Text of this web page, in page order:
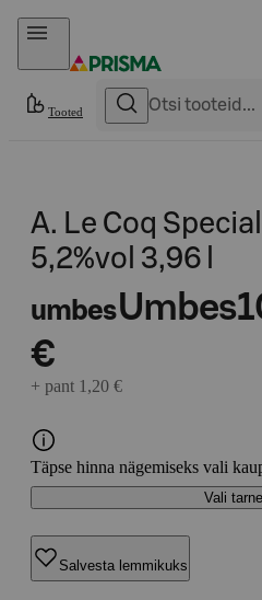
Otse sisu juurde
Tooted
A. Le Coq
5,2%vol 3,96 l
umbesUmbes
€
+ pant 1,20 €
Täpse hinna nägemiseks vali
Vali
Salvesta lemmikuks